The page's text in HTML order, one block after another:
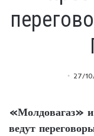
27/
«Молдовагаз»
ведут